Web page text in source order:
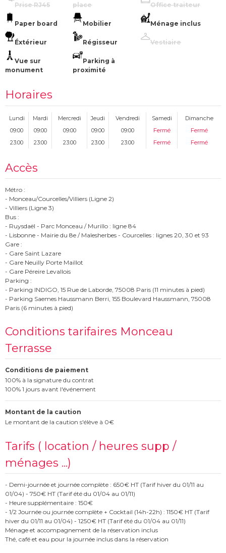
Prise RJ45
place
Office traiteur
Paper board Mobilier Ménage inclus
Éxtérieur Régisseur Vestiaire
Vue sur
monument
Parking à
proximité
Horaires
Lundi Mardi Mercredi Jeudi Vendredi Samedi
Dimanche
09:00
09:00 09:00 09:00 09:00 Fermé
Fermé
23:00
23:00 23:00 23:00 23:00 Fermé Fermé
Accès
Métro :
- Monceau/Courcelles/Villiers (Ligne 2)
- Villiers (Ligne 3)
Bus :
- Ruysdaël - Parc Monceau / Murillo : ligne 84
- Lisbonne - Mairie du 8e / Malesherbes - Courcelles : lignes 20, 30 et 93
Gare :
- Gare Saint Lazare
- Gare Neuilly Porte Maillot
- Gare Péreire Levallois
Parking :
- Parking INDIGO, 15 Rue de Laborde, 75008 Paris (11 minutes à pied)
- Parking Saemes Haussmann Berri, 155 Boulevard Haussmann, 75008
Paris (6 minutes à pied)
Conditions tarifaires Monceau
Terrasse
Conditions de paiement
100% à la signature du contrat
100% 1 jours avant l'événement
Montant de la caution
Le montant de la caution s'élève à 0€
Tarifs ( location / heures supp /
ménages ...)
- Demi-journée et journée complète : 650€ HT (Tarif hiver du 01/11 au
01/04) - 750€ HT (Tarif été du 01/04 au 01/11)
- Heure supplémentaire : 150€
- 1/2 Journée ou journée complète + Cocktail (14h-22h) : 1150€ HT (Tarif
hiver du 01/11 au 01/04) - 1250€ HT (Tarif été du 01/04 au 01/11)
Ménage et accompagnement de la réservation inclus
Thé, café et eau pour la journée inclus dans la réservation